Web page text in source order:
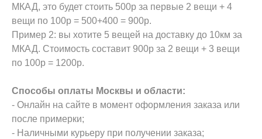
МКАД, это будет стоить 500р за первые 2 вещи + 4
вещи по 100р = 500+400 = 900р.
Пример 2: вы хотите 5 вещей на доставку до 10км за
МКАД. Стоимость составит 900р за 2 вещи + 3 вещи
по 100р = 1200р.
Способы оплаты Москвы и области:
- Онлайн на сайте в момент оформления заказа или
после примерки;
- Наличными курьеру при получении заказа;